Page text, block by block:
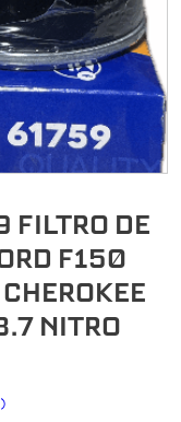
FILTRO DE
F150
NITRO